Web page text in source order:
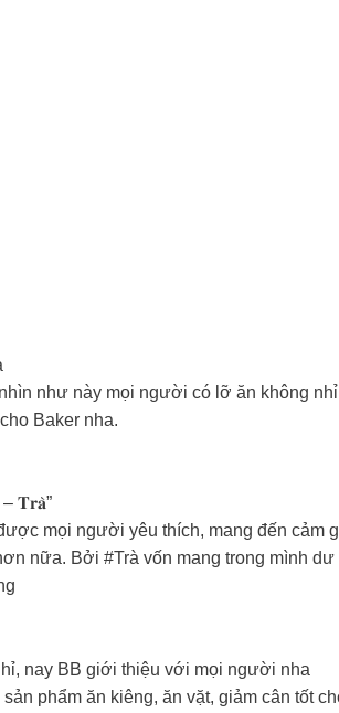
như này mọi người có lỡ ăn không nhỉ
Baker nha.
𝐓𝐫𝐚̀”
mọi người yêu thích, mang đến cảm
nữa. Bởi #Trà vốn mang trong mình
nay BB giới thiệu với mọi người nha
phẩm ăn kiêng, ăn vặt, giảm cân tốt